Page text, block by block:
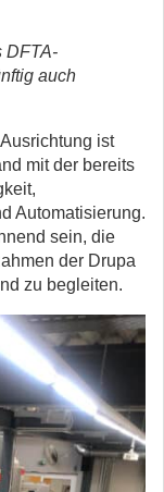
DFTA-
auch
ist
mit der bereits
Automatisierung.
sein, die
der Drupa
zu begleiten.